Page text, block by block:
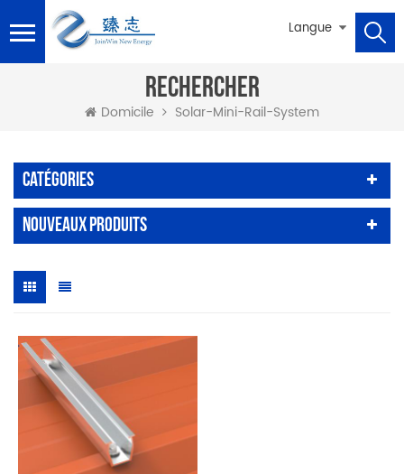
Langue
RECHERCHER
Domicile Solar-Mini-Rail-System
Catégories
Nouveaux Produits